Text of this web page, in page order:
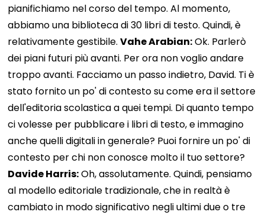
pianifichiamo nel corso del tempo. Al momento,
abbiamo una biblioteca di 30 libri di testo. Quindi, è
relativamente gestibile.Vahe Arabian:Ok. Parlerò
dei piani futuri più avanti. Per ora non voglio andare
troppo avanti. Facciamo un passo indietro, David. Ti è
stato fornito un po' di contesto su come era il settore
dell'editoria scolastica a quei tempi. Di quanto tempo
ci volesse per pubblicare i libri di testo, e immagino
anche quelli digitali in generale? Puoi fornire un po' di
contesto per chi non conosce molto il tuo settore?
Davide Harris:Oh, assolutamente. Quindi, pensiamo
al modello editoriale tradizionale, che in realtà è
cambiato in modo significativo negli ultimi due o tre